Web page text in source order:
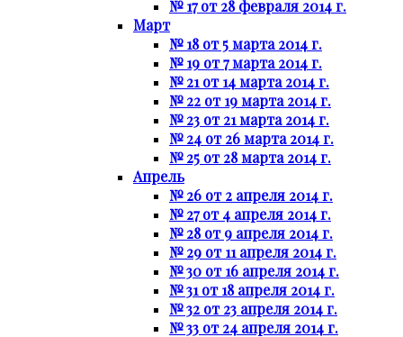
№ 17 от 28 февраля 2014 г.
Март
№ 18 от 5 марта 2014 г.
№ 19 от 7 марта 2014 г.
№ 21 от 14 марта 2014 г.
№ 22 от 19 марта 2014 г.
№ 23 от 21 марта 2014 г.
№ 24 от 26 марта 2014 г.
№ 25 от 28 марта 2014 г.
Апрель
№ 26 от 2 апреля 2014 г.
№ 27 от 4 апреля 2014 г.
№ 28 от 9 апреля 2014 г.
№ 29 от 11 апреля 2014 г.
№ 30 от 16 апреля 2014 г.
№ 31 от 18 апреля 2014 г.
№ 32 от 23 апреля 2014 г.
№ 33 от 24 апреля 2014 г.